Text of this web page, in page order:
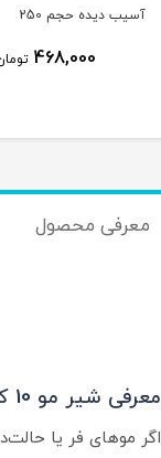
آسیب دیده حجم 250
468,000
معرفی محصول
معرفی شیر مو 10 کاره تاسلاین مخصوص موهای فر و حالت‌دار: